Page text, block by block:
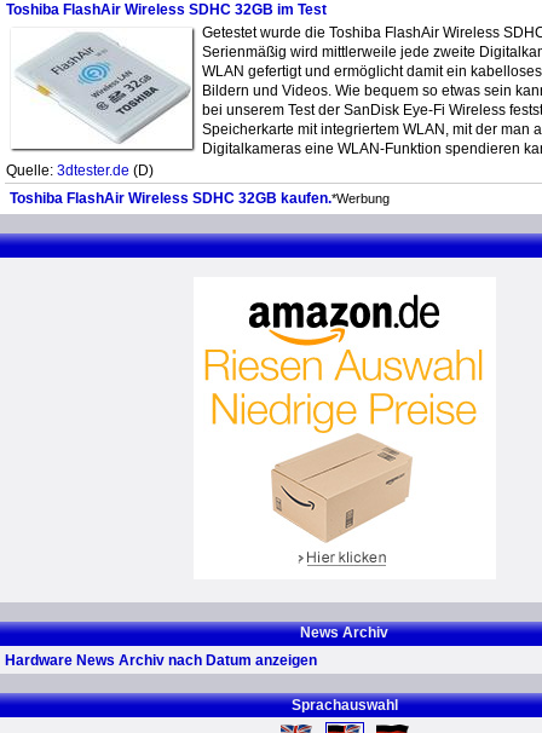
Toshiba FlashAir Wireless SDHC 32GB im Test
Getestet wurde die Toshiba FlashAir Wireless
Serienmäßig wird mittlerweile jede zweite
WLAN gefertigt und ermöglicht damit ein
Bildern und Videos. Wie bequem so etwas sein
bei unserem Test der SanDisk Eye-Fi Wireless
Speicherkarte mit integriertem WLAN, mit der man
Digitalkameras eine WLAN-Funktion spendieren
Quelle: 3dtester.de (D)
Toshiba FlashAir Wireless SDHC 32GB kaufen.*Werbung
News Archiv
Hardware News Archiv nach Datum anzeigen
Sprachauswahl